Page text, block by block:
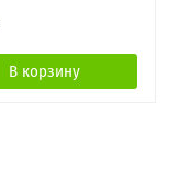
В корзину